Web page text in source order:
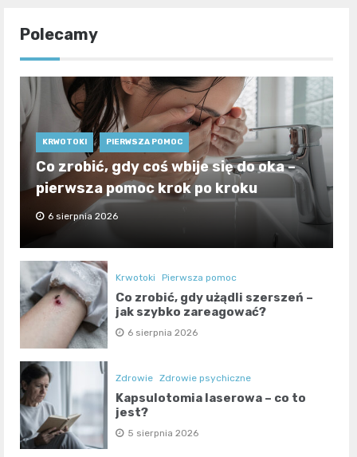
Polecamy
KRWOTOKI PIERWSZA POMOC
Co zrobić, gdy coś wbije się do oka –
pierwsza pomoc krok po kroku
6 sierpnia 2026
Krwotoki Pierwsza pomoc
Co zrobić, gdy użądli szerszeń –
jak szybko zareagować?
6 sierpnia 2026
Zdrowie Zdrowie psychiczne
Kapsulotomia laserowa – co to
jest?
5 sierpnia 2026